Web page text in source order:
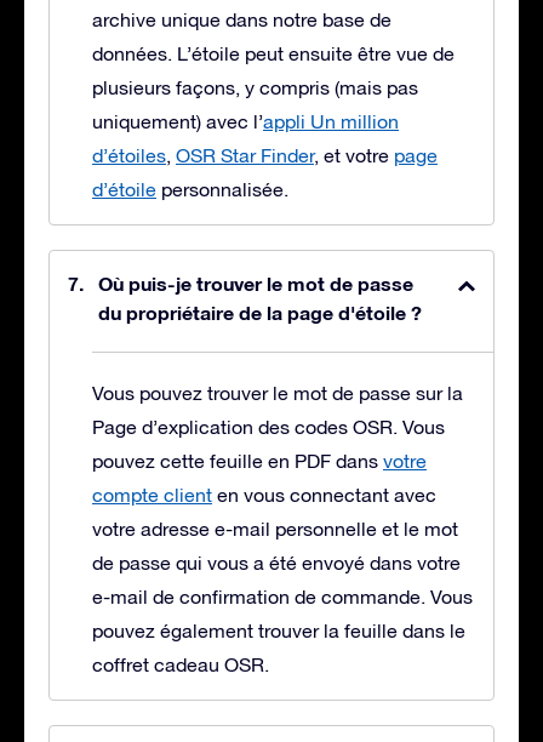
archive unique dans notre base de
données. L’étoile peut ensuite être vue de
plusieurs façons, y compris (mais pas
uniquement) avec l’appli Un million
d’étoiles, OSR Star Finder, et votre page
d’étoile personnalisée.
Où puis-je trouver le mot de passe
du propriétaire de la page d'étoile ?
Vous pouvez trouver le mot de passe sur la
Page d’explication des codes OSR. Vous
pouvez cette feuille en PDF dans votre
compte client en vous connectant avec
votre adresse e-mail personnelle et le mot
de passe qui vous a été envoyé dans votre
e-mail de confirmation de commande. Vous
pouvez également trouver la feuille dans le
coffret cadeau OSR.